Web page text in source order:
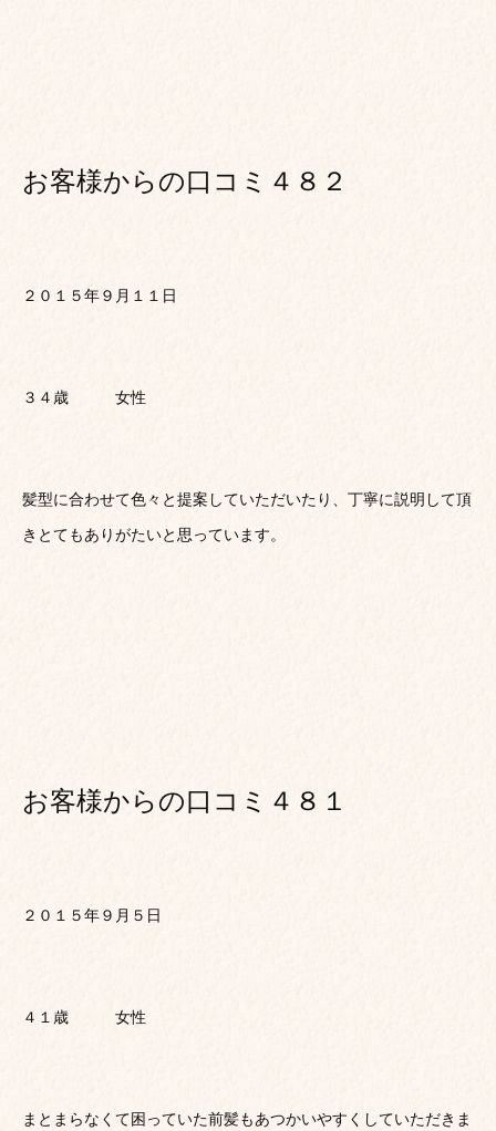
お客様からの口コミ４８２
２０１５年９月１１日
３４歳 女性
髪型に合わせて色々と提案していただいたり、丁寧に説明して頂
きとてもありがたいと思っています。
お客様からの口コミ４８１
２０１５年９月５日
４１歳 女性
まとまらなくて困っていた前髪もあつかいやすくしていただきま